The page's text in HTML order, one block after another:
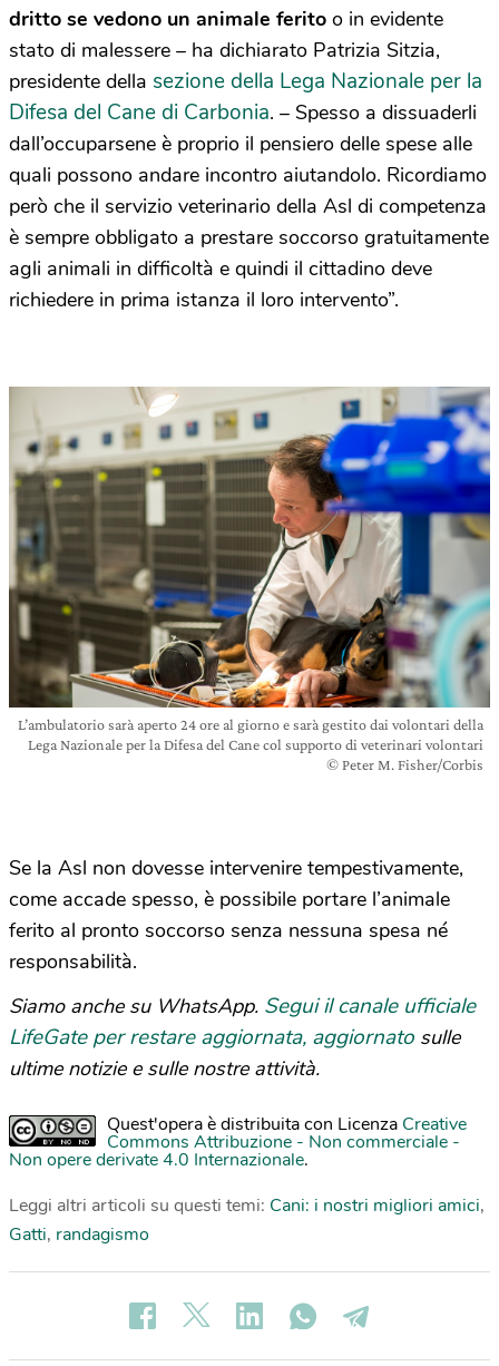
dritto se vedono un animale ferito o in evidente
stato di malessere – ha dichiarato Patrizia Sitzia,
presidente della sezione della Lega Nazionale per la
Difesa del Cane di Carbonia. – Spesso a dissuaderli
dall’occuparsene è proprio il pensiero delle spese alle
quali possono andare incontro aiutandolo. Ricordiamo
però che il servizio veterinario della Asl di competenza
è sempre obbligato a prestare soccorso gratuitamente
agli animali in difficoltà e quindi il cittadino deve
richiedere in prima istanza il loro intervento”.
L’ambulatorio sarà aperto 24 ore al giorno e sarà gestito dai volontari della
Lega Nazionale per la Difesa del Cane col supporto di veterinari volontari
© Peter M. Fisher/Corbis
Se la Asl non dovesse intervenire tempestivamente,
come accade spesso, è possibile portare l’animale
ferito al pronto soccorso senza nessuna spesa né
responsabilità.
Siamo anche su WhatsApp. Segui il canale ufficiale
LifeGate per restare aggiornata, aggiornato sulle
ultime notizie e sulle nostre attività.
Quest'opera è distribuita con Licenza Creative
Commons Attribuzione - Non commerciale -
Non opere derivate 4.0 Internazionale.
Leggi altri articoli su questi temi: Cani: i nostri migliori amici,
Gatti, randagismo